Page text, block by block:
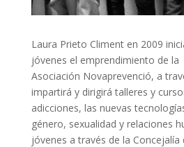
Laura Prieto Climent en 2009
jóvenes el emprendimiento de la
Asociación Novaprevenció, a
impartirá y dirigirá talleres y
adicciones, las nuevas
género, sexualidad y relaciones
jóvenes a través de la Concejalía